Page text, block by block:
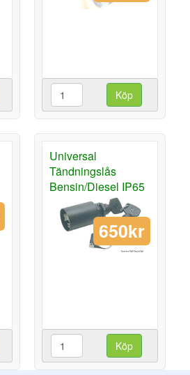
Köp
Universal
Tändningslås
Bensin/Diesel IP65
650kr
Köp